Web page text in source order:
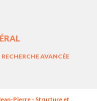
RECHERCHE AVANCÉE
Pierre - Structure et